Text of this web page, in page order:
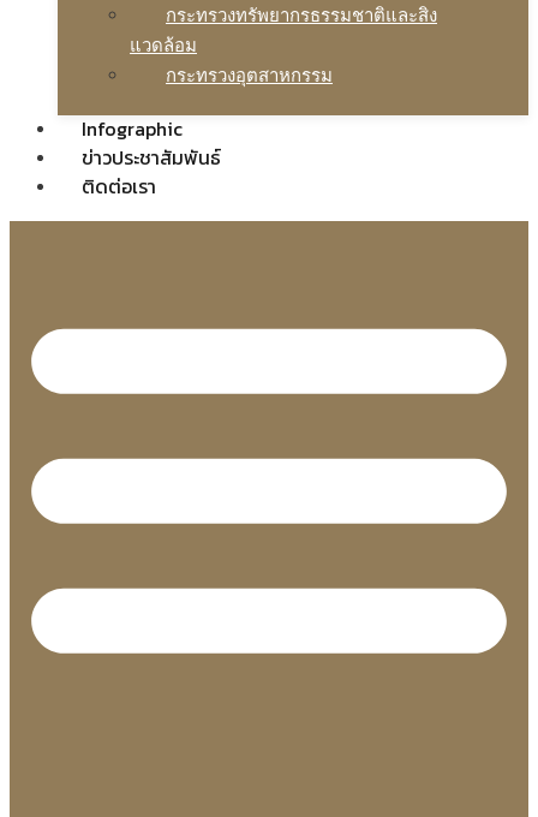
กระทรวงทรัพยากรธรรมชาติและสิง
แวดล้อม
กระทรวงอุตสาหกรรม
Infographic
ข่าวประชาสัมพันธ์
ติดต่อเรา